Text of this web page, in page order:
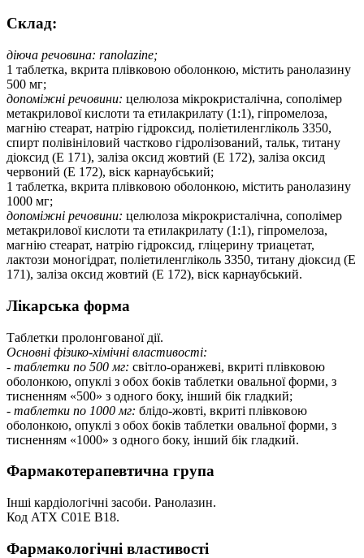
Склад:
діюча речовина: ranolazine;
1 таблетка, вкрита плівковою оболонкою, містить ранолазину
500 мг;
допоміжні речовини: целюлоза мікрокристалічна, сополімер
метакрилової кислоти та етилакрилату (1:1), гіпромелоза,
магнію стеарат, натрію гідроксид, поліетиленгліколь 3350,
спирт полівініловий частково гідролізований, тальк, титану
діоксид (Е 171), заліза оксид жовтий (Е 172), заліза оксид
червоний (Е 172), віск карнаубський;
1 таблетка, вкрита плівковою оболонкою, містить ранолазину
1000 мг;
допоміжні речовини: целюлоза мікрокристалічна, сополімер
метакрилової кислоти та етилакрилату (1:1), гіпромелоза,
магнію стеарат, натрію гідроксид, гліцерину триацетат,
лактози моногідрат, поліетиленгліколь 3350, титану діоксид (Е
171), заліза оксид жовтий (Е 172), віск карнаубський.
Лікарська форма
Таблетки пролонгованої дії.
Основні фізико-хімічні властивості:
- таблетки по 500 мг: світло-оранжеві, вкриті плівковою
оболонкою, опуклі з обох боків таблетки овальної форми, з
тисненням «500» з одного боку, інший бік гладкий;
- таблетки по 1000 мг: блідо-жовті, вкриті плівковою
оболонкою, опуклі з обох боків таблетки овальної форми, з
тисненням «1000» з одного боку, інший бік гладкий.
Фармакотерапевтична група
Інші кардіологічні засоби. Ранолазин.
Код АТХ С01Е B18.
Фармакологічні властивості